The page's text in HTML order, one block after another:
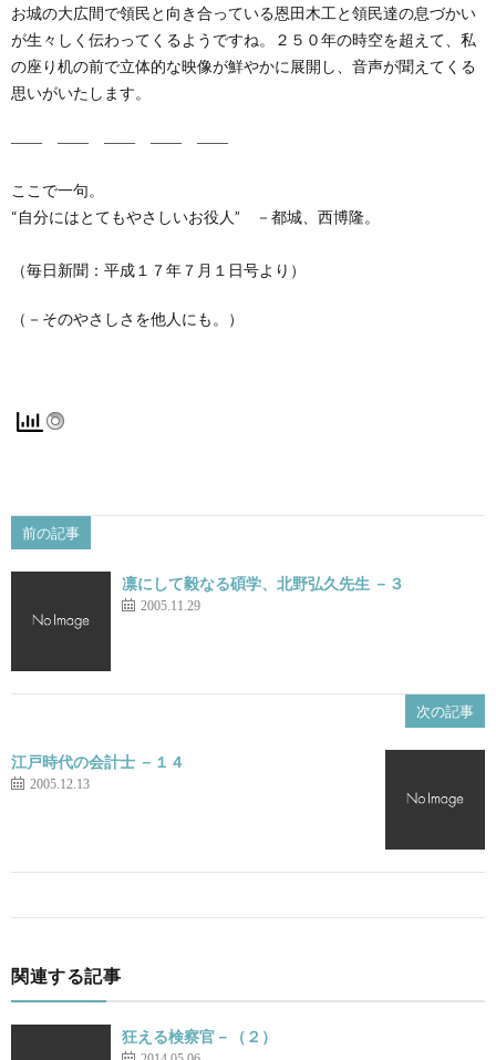
お城の大広間で領民と向き合っている恩田木工と領民達の息づかい
が生々しく伝わってくるようですね。２５０年の時空を超えて、私
の座り机の前で立体的な映像が鮮やかに展開し、音声が聞えてくる
思いがいたします。
―― ―― ―― ―― ――
ここで一句。
“自分にはとてもやさしいお役人” －都城、西博隆。
（毎日新聞：平成１７年７月１日号より）
（－そのやさしさを他人にも。）
前の記事
凛にして毅なる碩学、北野弘久先生 －３
2005.11.29
次の記事
江戸時代の会計士 －１４
2005.12.13
関連する記事
狂える検察官－（２）